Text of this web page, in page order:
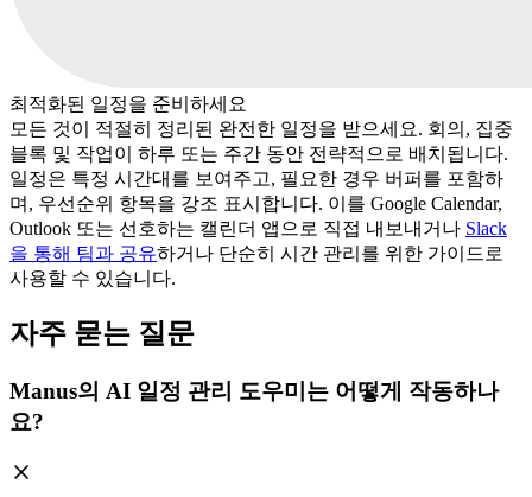
최적화된 일정을 준비하세요
모든 것이 적절히 정리된 완전한 일정을 받으세요. 회의, 집중
블록 및 작업이 하루 또는 주간 동안 전략적으로 배치됩니다.
일정은 특정 시간대를 보여주고, 필요한 경우 버퍼를 포함하
며, 우선순위 항목을 강조 표시합니다. 이를 Google Calendar,
Outlook 또는 선호하는 캘린더 앱으로 직접 내보내거나 Slack
을 통해 팀과 공유하거나 단순히 시간 관리를 위한 가이드로
사용할 수 있습니다.
자주 묻는 질문
Manus의 AI 일정 관리 도우미는 어떻게 작동하나
요?